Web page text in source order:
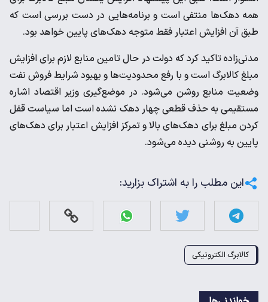
همه دهک‌ها منتفی است و برنامه‌هایی در دست بررسی است که
طبق آن افزایش اعتبار فقط متوجه دهک‌های پایین خواهد بود.
مدنی‌زاده تاکید کرد که دولت در حال تامین منابع لازم برای افزایش
مبلغ کالابرگ است و با رفع محدودیت‌ها و بهبود شرایط فروش نفت
وضعیت منابع روشن می‌شود. در موضع‌گیری وزیر اقتصاد اشاره
مستقیمی به حذف قطعی چهار دهک نشده است اما سیاست قفل
کردن مبلغ برای دهک‌های بالا و تمرکز افزایش اعتبار برای دهک‌های
پایین به روشنی دیده می‌شود.
این مطلب را به اشتراک بزارید:
کالابرگ الکترونیکی